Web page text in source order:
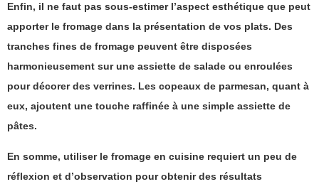
Enfin, il ne faut pas sous-estimer l’aspect esthétique que peut
apporter le fromage dans la présentation de vos plats. Des
tranches fines de fromage peuvent être disposées
harmonieusement sur une assiette de salade ou enroulées
pour décorer des verrines. Les copeaux de parmesan, quant à
eux, ajoutent une touche raffinée à une simple assiette de
pâtes.
En somme, utiliser le fromage en cuisine requiert un peu de
réflexion et d’observation pour obtenir des résultats